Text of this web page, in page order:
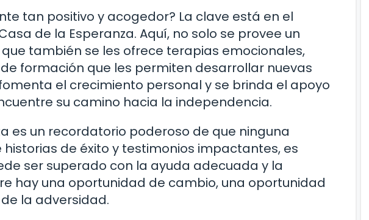
tan positivo y acogedor? La clave está en el
de la Esperanza. Aquí, no solo se provee un
también se les ofrece terapias emocionales,
formación que les permiten desarrollar nuevas
el crecimiento personal y se brinda el apoyo
su camino hacia la independencia.
es un recordatorio poderoso de que ninguna
de éxito y testimonios impactantes, es
ser superado con la ayuda adecuada y la
hay una oportunidad de cambio, una oportunidad
la adversidad.